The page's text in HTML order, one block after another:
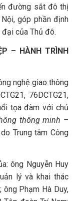
đường sắt đô thị
góp phần định
của Thủ đô.
– HÀNH TRÌNH
nghệ giao thông
76DCTG21,
tọa đàm với chủ
thông minh –
Trung tâm Công
ông Nguyễn Huy
lý và khai thác
Phạm Hà Duy,